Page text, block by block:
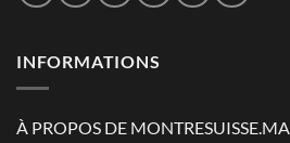
INFORMATIONS
À PROPOS DE MONTRESUISSE.MA